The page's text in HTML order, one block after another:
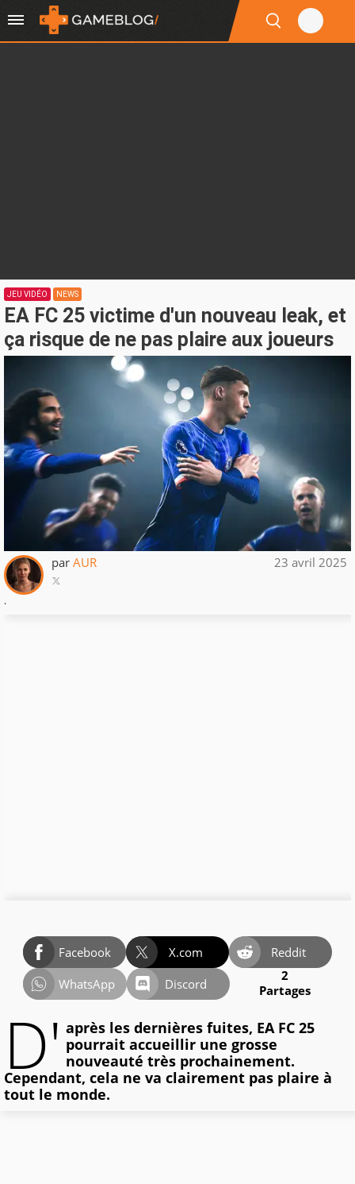
JEU VIDÉO NEWS
EA FC 25 victime d'un nouveau leak, et
ça risque de ne pas plaire aux joueurs
par AUR 23 avril 2025
.
Facebook X.com
Reddit
WhatsApp
Discord
2
Partages
D' après les dernières fuites, EA FC 25
pourrait accueillir une grosse
nouveauté très prochainement.
Cependant, cela ne va clairement pas plaire à
tout le monde.